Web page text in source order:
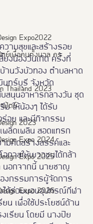
Expo2022
ย์เพื่อคนทั้งมวล คร
Thailand 2023
ปัตย์
2023
Expo 2024
Expo 2025
Expo 2026
วามสุขและสร้างรอย
ยงน้องวันเกิด ครั้งที่
านวังบัวทอง ตำบลหาด
นทร์บุรี จังหวัด
สนุนอาหารกลางวัน ชุด
ม ให้น้องๆ ได้รับ
อย และมีกิจกรรม
ลิดเพลิน สอดแทรก
มคิดสร้างสรรค์และ
กาสให้เยาวชนได้กล้า
นอกจากนี้ นายชาญ
งกรรมการผู้จัดการ
ได้ร่วมมอบอุปกรณ์กีฬา
น เพื่อใช้ประโยชน์ด้าน
เรียน โดยมี นางปิย